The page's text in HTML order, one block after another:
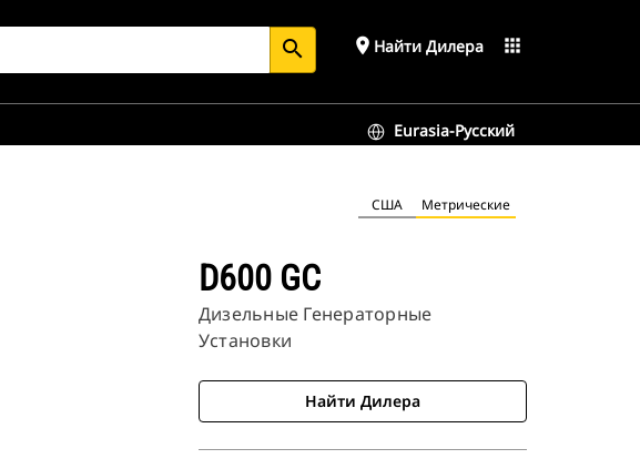
search place Найти Дилера apps
Eurasia-Русский
США Метрические
D600 GC
Дизельные Генераторные
Установки
Найти Дилера